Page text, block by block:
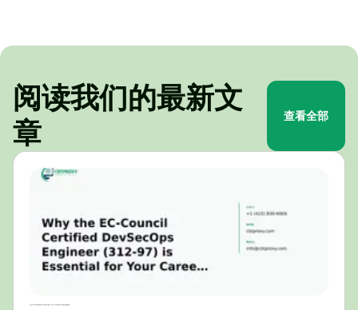
阅读我们的最新文
章
查看全部